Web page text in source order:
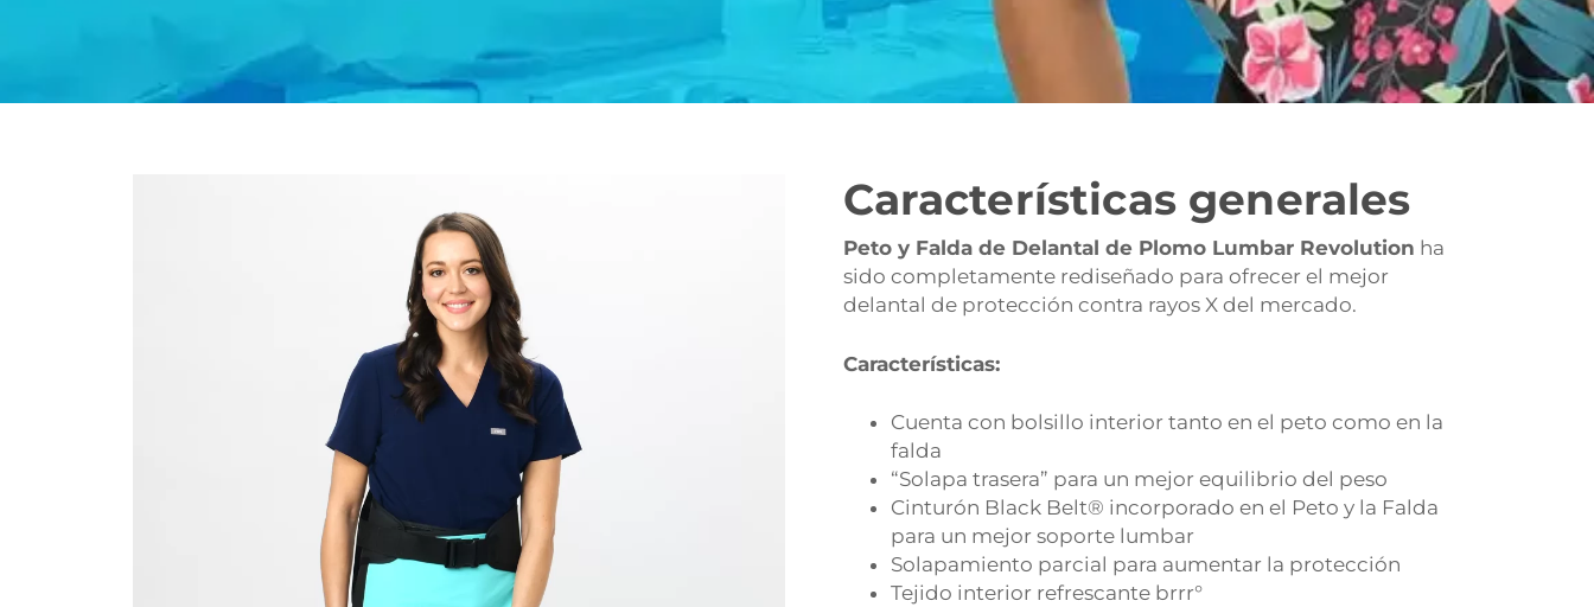
Características generales
Peto y Falda de Delantal de Plomo Lumbar Revolution ha
sido completamente rediseñado para ofrecer el mejor
delantal de protección contra rayos X del mercado.
Características:
Cuenta con bolsillo interior tanto en el peto como en la
falda
“Solapa trasera” para un mejor equilibrio del peso
Cinturón Black Belt® incorporado en el Peto y la Falda
para un mejor soporte lumbar
Solapamiento parcial para aumentar la protección
Tejido interior refrescante brrr°